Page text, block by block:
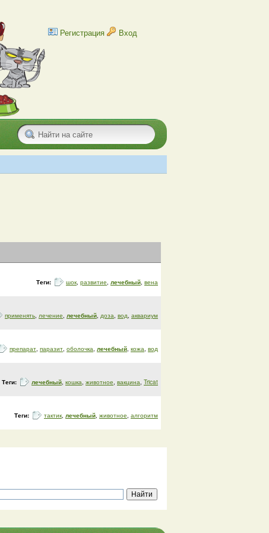
Регистрация Вход
Теги: шок, развитие, лечебный, вена
применять, лечение, лечебный, доза, вод, аквариум
препарат, паразит, оболочка, лечебный, кожа, вод
Теги: лечебный, кошка, животное, вакцина, Tricat
Теги: тактик, лечебный, животное, алгоритм